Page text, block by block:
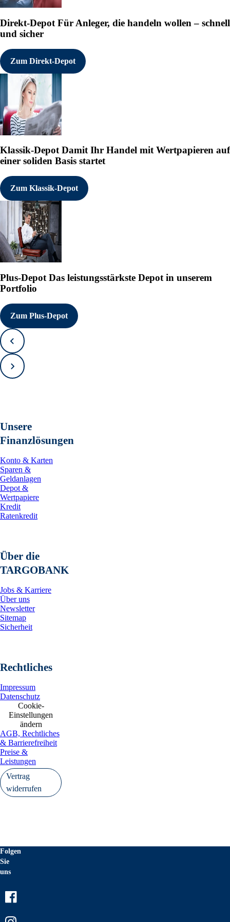
Direkt-Depot Für Anleger, die handeln wollen – schnell
und sicher
Zum Direkt-Depot
Klassik-DepotDamit Ihr Handel mit Wertpapieren auf
einer soliden Basis startet
Zum Klassik-Depot
Plus-Depot Das leistungsstärkste Depot in unserem
Portfolio
Zum Plus-Depot
Zurück
Vorwärts
Unsere
Finanzlösungen
Konto & Karten
Sparen &
Geldanlagen
Depot &
Wertpapiere
Kredit
Ratenkredit
Über die
TARGOBANK
Jobs & Karriere
Über uns
Newsletter
Sitemap
Sicherheit
Rechtliches
Impressum
Datenschutz
Cookie-
Einstellungen
ändern
AGB, Rechtliches
& Barrierefreiheit
Preise &
Leistungen
Vertrag
widerrufen
Folgen
Sie
uns